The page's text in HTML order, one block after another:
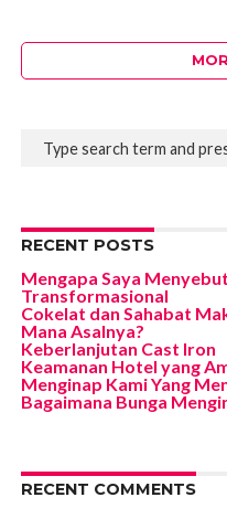
RECENT POSTS
Mengapa Saya
Transformasional
Cokelat dan Sahabat
Mana Asalnya?
Keberlanjutan Cast Iron
Keamanan Hotel yang
Menginap Kami Yang
Bagaimana Bunga
RECENT COMMENTS